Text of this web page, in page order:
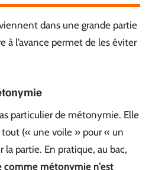
dans une grande partie
à l’avance permet de les éviter
particulier de métonymie. Elle
(« une voile » pour « un
partie. En pratique, au bac,
comme métonymie n’est